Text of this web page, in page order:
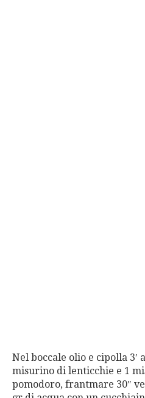
Nel boccale olio e cipolla 3′
misurino di lenticchie e 1
pomodoro, frantmare 30″